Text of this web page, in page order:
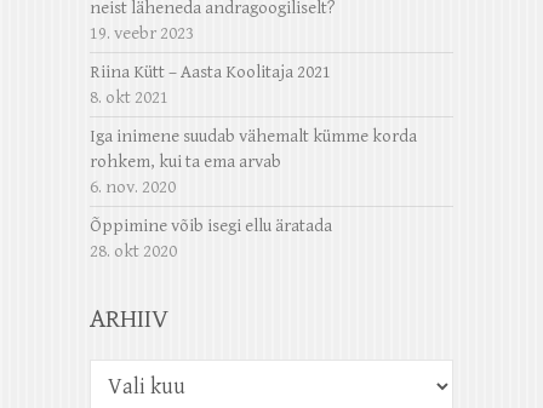
neist läheneda andragoogiliselt?
19. veebr 2023
Riina Kütt – Aasta Koolitaja 2021
8. okt 2021
Iga inimene suudab vähemalt kümme korda
rohkem, kui ta ema arvab
6. nov. 2020
Õppimine võib isegi ellu äratada
28. okt 2020
ARHIIV